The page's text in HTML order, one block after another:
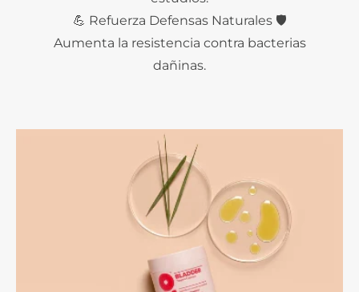
💪 Refuerza Defensas Naturales 🛡️
Aumenta la resistencia contra bacterias
dañinas.